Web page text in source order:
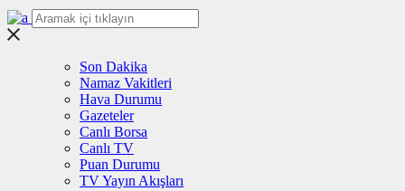
Son Dakika
Namaz Vakitleri
Hava Durumu
Gazeteler
Canlı Borsa
Canlı TV
Puan Durumu
TV Yayın Akışları